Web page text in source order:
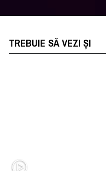
TREBUIE SĂ VEZI ȘI